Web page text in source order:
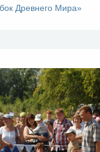
Древнего Мира»